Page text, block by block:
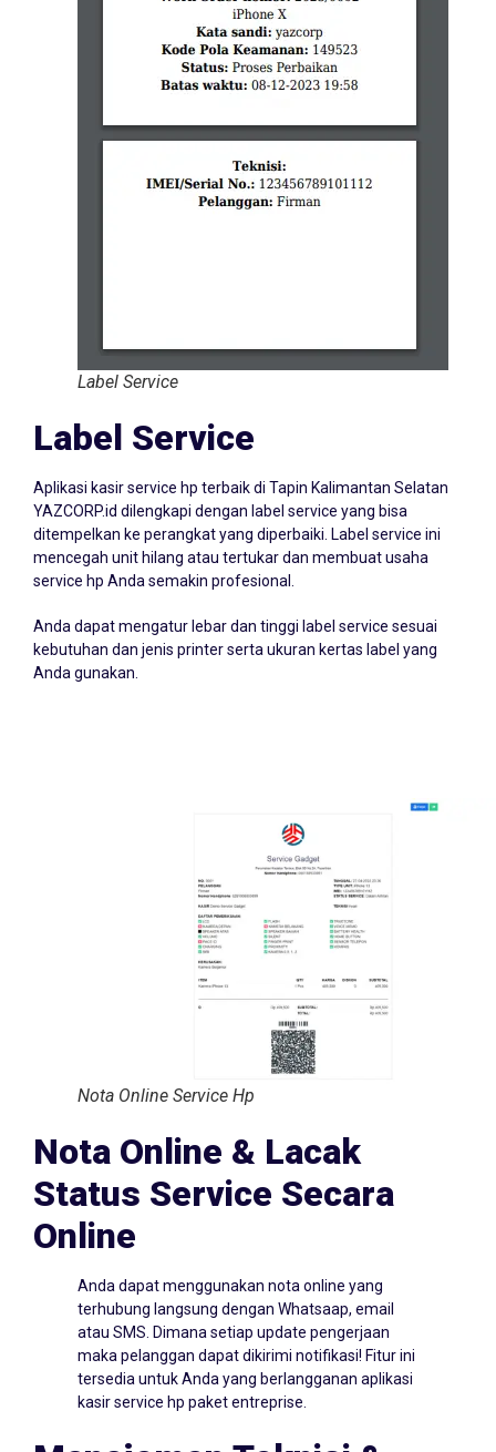
Label Service
Aplikasi kasir service hp terbaik di Tapin Kalimantan Selatan
YAZCORP.id dilengkapi dengan label service yang bisa
ditempelkan ke perangkat yang diperbaiki. Label service ini
mencegah unit hilang atau tertukar dan membuat usaha
Anda dapat mengatur lebar dan tinggi label service sesuai
kebutuhan dan jenis printer serta ukuran kertas label yang
Nota Online Service Hp
Nota Online & Lacak
Status Service Secara
Online
Anda dapat menggunakan nota online yang
terhubung langsung dengan Whatsaap, email
atau SMS. Dimana setiap update pengerjaan
maka pelanggan dapat dikirimi notifikasi! Fitur ini
tersedia untuk Anda yang berlangganan aplikasi